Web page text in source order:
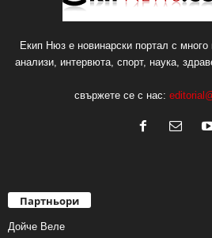
Екип Нюз е новинарски портал с
анализи, интервюта, спорт, наука,
свържете се с нас:
Партньори
Дойче Веле